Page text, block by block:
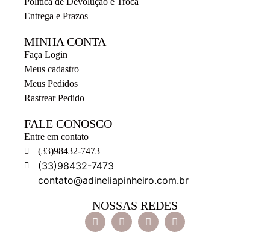
Entrega e Prazos
MINHA CONTA
Faça Login
Meus cadastro
Meus Pedidos
Rastrear Pedido
FALE CONOSCO
Entre em contato
(33)98432-7473
(33)98432-7473
contato@adineliapinheiro.com.br
NOSSAS REDES